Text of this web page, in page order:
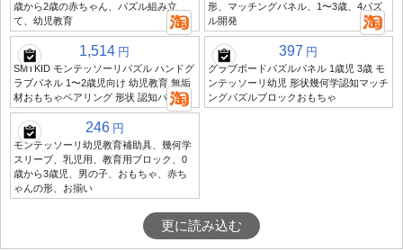
歳から2歳の赤ちゃん、パズル組み立
て、幼児教育
形、マッチングパネル、1〜3歳、4パズ
ル開発
1,514 円
SMTKID モンテッソーリパズル ハンドグ
ラブパネル 1〜2歳児向け 幼児教育 無垢
材おもちゃペアリング 形状 認知パズル
397 円
グラブボードパズルパネル 1歳児 3歳 モ
ンテッソーリ幼児 形状幾何学認知マッチ
ングパズルブロックおもちゃ
246 円
モンテッソーリ幼児教育補助具、幾何学
スリーブ、乳児用、教育用ブロック、0
歳から3歳児、男の子、おもちゃ、赤ち
ゃんの形、お揃い
更に読み込む